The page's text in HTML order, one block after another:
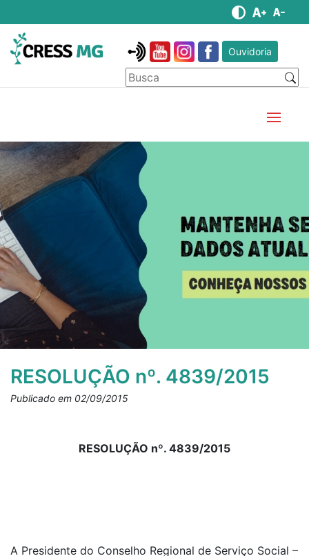
Ouvidoria
RESOLUÇÃO nº. 4839/2015
Publicado em 02/09/2015
RESOLUÇÃO nº. 4839/2015
A Presidente do Conselho Regional de Serviço Social –